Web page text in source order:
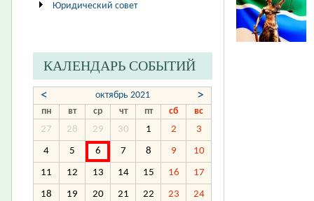
Юридический совет
КАЛЕНДАРЬ СОБЫТИЙ
< октябрь 2021 >
пн вт ср чт пт сб
вс
27
28 29 30 1 2 3
4 5 6 7 8 9 10
11 12 13 14 15 16 17
18 19 20 21 22 23 24